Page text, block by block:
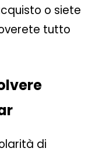
o siete
tutto
di